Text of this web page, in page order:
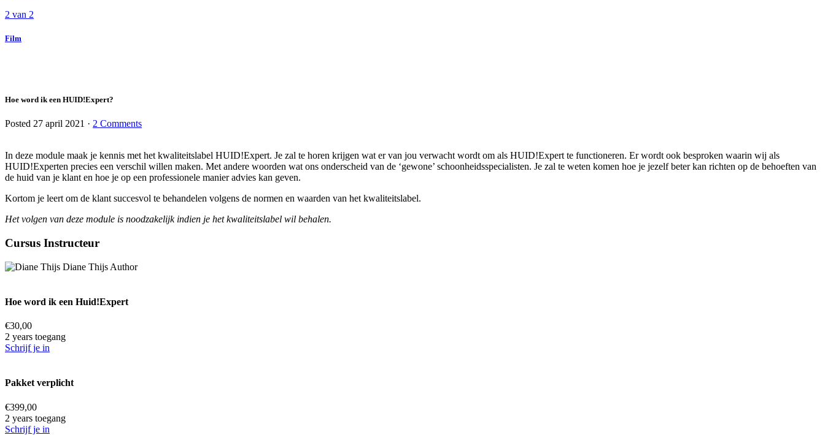
2 van 2
Film
Hoe word ik een HUID!Expert?
Posted 27 april 2021 · 2 Comments
In deze module maak je kennis met het kwaliteitslabel HUID!Expert. Je zal te horen krijgen wat er van jou verwacht wordt om als HUID!Expert te functioneren. Er wordt ook besproken waarin wij als
HUID!Experten precies een verschil willen maken. Met andere woorden wat ons onderscheid van de ‘gewone’ schoonheidsspecialisten. Je zal te weten komen hoe je jezelf beter kan richten op de behoeften van
de huid van je klant en hoe je op een professionele manier advies kan geven.
Kortom je leert om de klant succesvol te behandelen volgens de normen en waarden van het kwaliteitslabel.
Het volgen van deze module is noodzakelijk indien je het kwaliteitslabel wil behalen.
Cursus Instructeur
Diane Thijs Author
Hoe word ik een Huid!Expert
€30,00
2 years toegang
Schrijf je in
Pakket verplicht
€399,00
2 years toegang
Schrijf je in